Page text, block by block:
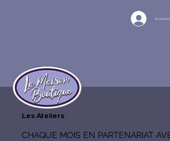
Se
Les Ateliers
​CHAQUE MOIS EN PARTENARIAT